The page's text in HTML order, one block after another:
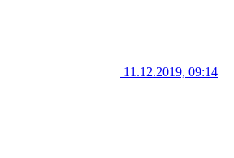
11.12.2019, 09:14